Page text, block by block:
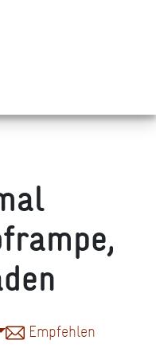
Empfehlen